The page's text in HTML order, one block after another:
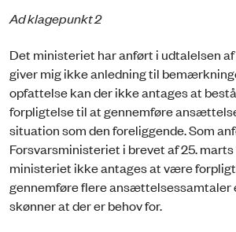
Ad klagepunkt 2
Det ministeriet har anført i udtalelsen
giver mig ikke anledning til
opfattelse kan der ikke antages at
forpligtelse til at gennemføre
situation som den foreliggende. Som
Forsvarsministeriet i brevet af 25.
ministeriet ikke antages at være
gennemføre flere ansættelsessamtaler
skønner at der er behov for.